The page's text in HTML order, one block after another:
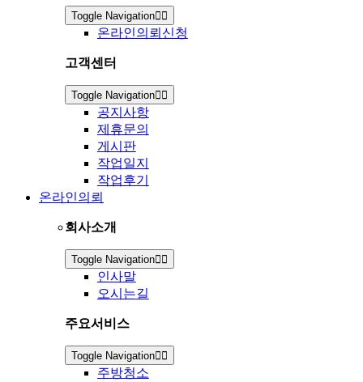
Toggle Navigation
온라인의뢰신청
고객센터
Toggle Navigation
공지사항
제휴문의
게시판
작업일지
작업후기
온라인의뢰
회사소개
Toggle Navigation
인사말
오시는길
주요서비스
Toggle Navigation
주방청소